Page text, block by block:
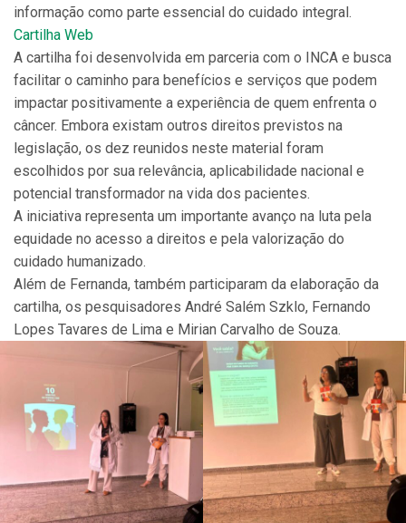
informação como parte essencial do cuidado integral.
Cartilha Web
A cartilha foi desenvolvida em parceria com o INCA e busca
facilitar o caminho para benefícios e serviços que podem
impactar positivamente a experiência de quem enfrenta o
câncer. Embora existam outros direitos previstos na
legislação, os dez reunidos neste material foram
escolhidos por sua relevância, aplicabilidade nacional e
potencial transformador na vida dos pacientes.
A iniciativa representa um importante avanço na luta pela
equidade no acesso a direitos e pela valorização do
cuidado humanizado.
Além de Fernanda, também participaram da elaboração da
cartilha, os pesquisadores André Salém Szklo, Fernando
Lopes Tavares de Lima e Mirian Carvalho de Souza.